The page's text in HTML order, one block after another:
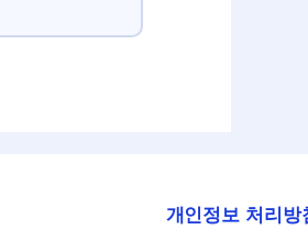
개인정보 처리방